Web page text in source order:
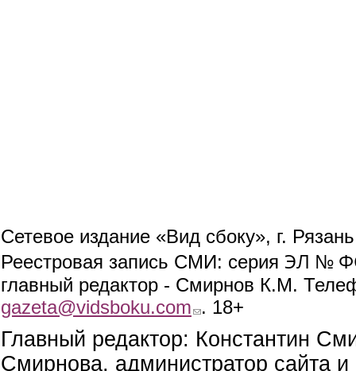
Сетевое издание «Вид сбоку», г.
Реестровая запись СМИ: серия ЭЛ №
главный редактор - Смирнов К.М.
gazeta@vidsboku.com (link sends e-mail)
. 18+
Главный редактор: Константин
Смирнова, администратор сайта